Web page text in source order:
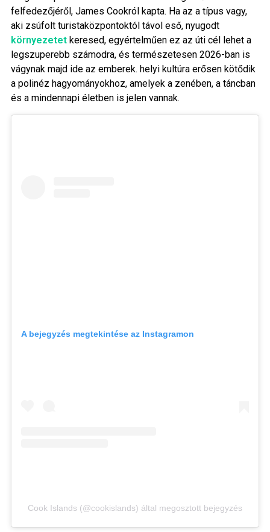
felfedezőjéről, James Cookról kapta. Ha az a típus vagy,
aki zsúfolt turistaközpontoktól távol eső, nyugodt
környezetetkeresed, egyértelműen ez az úti cél lehet a
legszuperebb számodra, és természetesen 2026-ban is
vágynak majd ide az emberek. helyi kultúra erősen kötődik
a polinéz hagyományokhoz, amelyek a zenében, a táncban
és a mindennapi életben is jelen vannak.
A bejegyzés megtekintése az Instagramon
Cook Islands (@cookislands) által megosztott bejegyzés